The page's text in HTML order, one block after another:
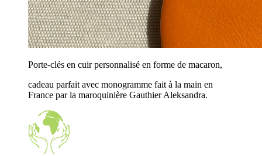
Porte-clés en cuir personnalisé en forme de macaron,
cadeau parfait avec monogramme fait à la main en
France par la maroquinière Gauthier Aleksandra.